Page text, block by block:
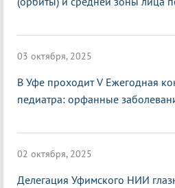
03 октября, 2025
В Уфе проходит V Ежегодная
педиатра: орфанные
02 октября, 2025
Делегация Уфимского НИИ